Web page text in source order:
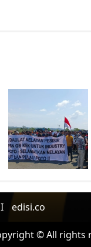
edisi.co
© All rights